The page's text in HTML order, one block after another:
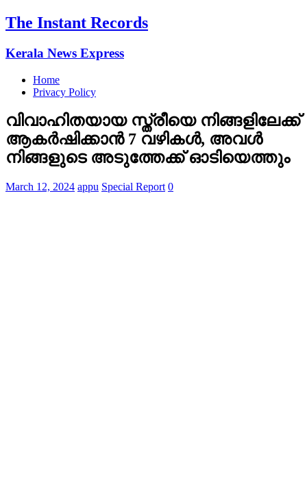
The Instant Records
Kerala News Express
Home
Privacy Policy
വിവാഹിതയായ സ്ത്രീയെ നിങ്ങളിലേക്ക്
ആകർഷിക്കാൻ 7 വഴികൾ, അവൾ
നിങ്ങളുടെ അടുത്തേക്ക് ഓടിയെത്തും
March 12, 2024 appu Special Report 0